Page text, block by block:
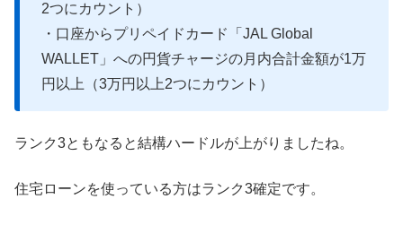
2つにカウント）
・口座からプリペイドカード「JAL Global
WALLET」への円貨チャージの月内合計金額が1万
円以上（3万円以上2つにカウント）
ランク3ともなると結構ハードルが上がりましたね。
住宅ローンを使っている方はランク3確定です。